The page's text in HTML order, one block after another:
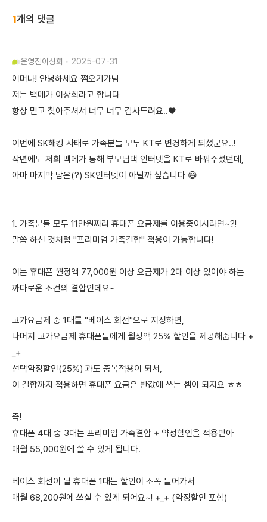
1개의 댓글
운영진이상희 2025-07-31
어머나! 안녕하세요 쩜오기가님
저는 백메가 이상희라고 합니다
항상 믿고 찾아주셔서 너무 너무 감사드려요..♥️
이번에 SK해킹 사태로 가족분들 모두 KT로 변경하게 되셨군요..!
작년에도 저희 백메가 통해 부모님댁 인터넷을 KT로 바꿔주셨던데,
아마 마지막 남은(?) SK인터넷이 아닐까 싶습니다 😅
1. 가족분들 모두 11만원짜리 휴대폰 요금제를 이용중이시라면~?!
말씀 하신 것처럼 "프리미엄 가족결합" 적용이 가능합니다!
이는 휴대폰 월정액 77,000원 이상 요금제가 2대 이상 있어야 하는
까다로운 조건의 결합인데요~
고가요금제 중 1대를 "베이스 회선"으로 지정하면,
나머지 고가요금제 휴대폰들에게 월정액 25% 할인을 제공해줍니다 +
_+
선택약정할인(25%) 과도 중복적용이 되서,
이 결합까지 적용하면 휴대폰 요금은 반값에 쓰는 셈이 되지요 ㅎㅎ
즉!
휴대폰 4대 중 3대는 프리미엄 가족결합 + 약정할인을 적용받아
매월 55,000원에 쓸 수 있게 됩니다.
베이스 회선이 될 휴대폰 1대는 할인이 소폭 들어가서
매월 68,200원에 쓰실 수 있게 되어요~! +_+ (약정할인 포함)